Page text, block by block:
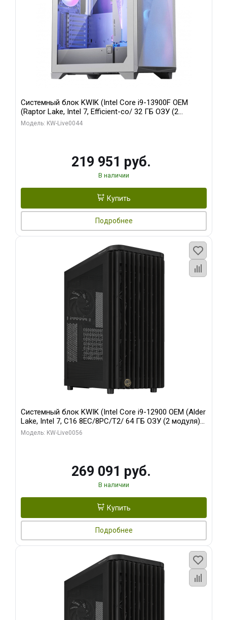
Системный блок KWIK (Intel Core i9-13900F OEM
(Raptor Lake, Intel 7, Efficient-co/ 32 ГБ ОЗУ (2
модуля)/ Gigabyte RTX5070Ti AERO OC 16GB GDDR7
Модель: KW-Live0044
219 951 руб.
В наличии
Купить
Подробнее
Системный блок KWIK (Intel Core i9-12900 OEM (Alder
Lake, Intel 7, C16 8EC/8PC/T2/ 64 ГБ ОЗУ (2 модуля)/
Palit RTX5080 INFINITY 3 OC 16GB GDDR7 256bit 3xDP
Модель: KW-Live0056
269 091 руб.
В наличии
Купить
Подробнее